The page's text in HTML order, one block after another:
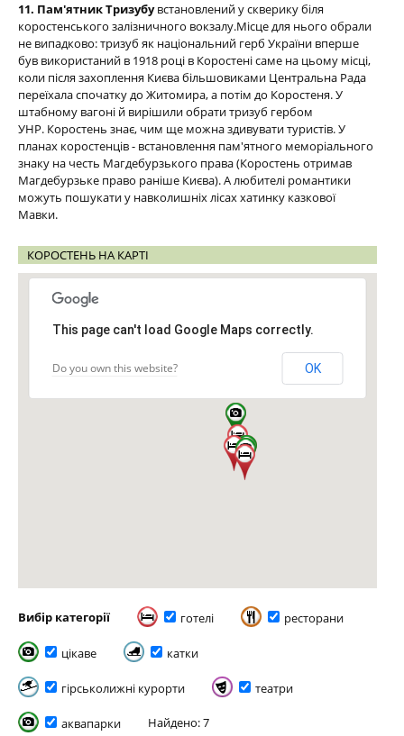
11. Пам'ятник Тризубувстановлений у скверику біля
коростенського залізничного вокзалу.Місце для нього обрали
не випадково: тризуб як національний герб України вперше
був використаний в 1918 році в Коростені саме на цьому місці,
коли після захоплення Києва більшовиками Центральна Рада
переїхала спочатку до Житомира, а потім до Коростеня. У
штабному вагоні й вирішили обрати тризуб гербом
УНР. Коростень знає, чим ще можна здивувати туристів. У
планах коростенців - встановлення пам'ятного меморіального
знаку на честь Магдебурзького права (Коростень отримав
Магдебурзьке право раніше Києва). А любителі романтики
можуть пошукати у навколишніх лісах хатинку казкової
Мавки.
КОРОСТЕНЬ НА КАРТІ
This page can't load Google Maps correctly.
Do you own this website? OK
Вибір категорії готелі ресторани
цікаве катки
гірськолижні курорти театри
аквапарки Найдено: 7